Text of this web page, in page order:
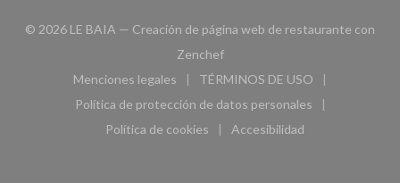
© 2026 LE BAIA — Creación de página web de restaurante con
Zenchef((abre en una nueva ventana))
Menciones legales
((abre en una nueva ventana))
TÉRMINOS DE USO
((abre en una nueva
Política de protección de datos personales
((abre en una nueva ventana))
Política de cookies
((abre en una nueva ventana))
Accesibilidad